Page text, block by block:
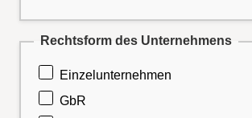
Rechtsform des Unternehmens
Einzelunternehmen
GbR